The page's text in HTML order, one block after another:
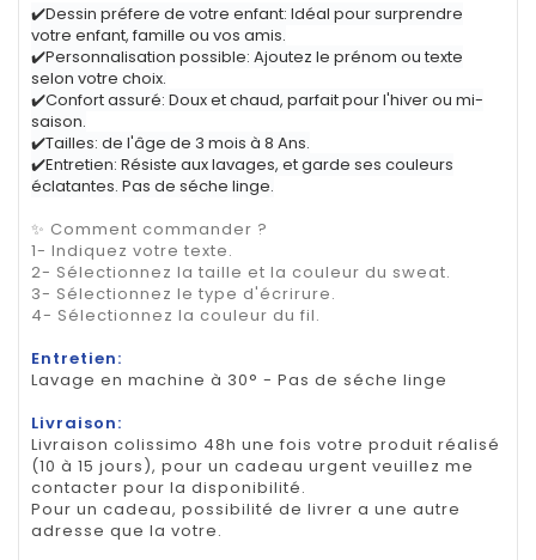
✔️Dessin préfere de votre enfant: Idéal pour surprendre
votre enfant, famille ou vos amis.
✔️Personnalisation possible: Ajoutez le prénom ou texte
selon votre choix.
✔️Confort assuré: Doux et chaud, parfait pour l'hiver ou mi-
saison.
✔️Tailles: de l'âge de 3 mois à 8 Ans.
✔️Entretien: Résiste aux lavages, et garde ses couleurs
éclatantes. Pas de séche linge.
✨ Comment commander ?
1- Indiquez votre texte.
2- Sélectionnez la taille et la couleur du sweat.
3- Sélectionnez le type d'écrirure.
4- Sélectionnez la couleur du fil.
Entretien:
Lavage en machine à 30° - Pas de séche linge
Livraison:
Livraison colissimo 48h une fois votre produit réalisé
(10 à 15 jours), pour un cadeau urgent veuillez me
contacter pour la disponibilité.
Pour un cadeau, possibilité de livrer a une autre
adresse que la votre.